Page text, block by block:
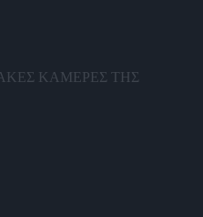
ΚΑΜΕΡΕΣ ΤΗΣ